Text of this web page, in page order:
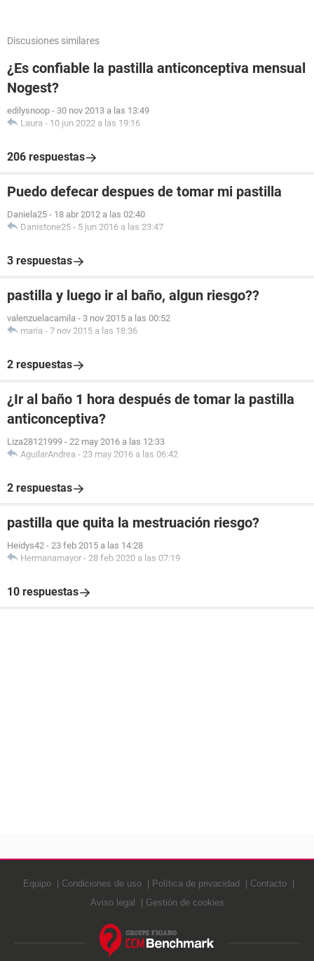
Discusiones similares
¿Es confiable la pastilla anticonceptiva mensual
Nogest?
edilysnoop - 30 nov 2013 a las 13:49
Laura - 10 jun 2022 a las 19:16
206 respuestas
Puedo defecar despues de tomar mi pastilla
Daniela25 - 18 abr 2012 a las 02:40
Danistone25 - 5 jun 2016 a las 23:47
3 respuestas
pastilla y luego ir al baño, algun riesgo??
valenzuelacamila - 3 nov 2015 a las 00:52
maria - 7 nov 2015 a las 18:36
2 respuestas
¿Ir al baño 1 hora después de tomar la pastilla
anticonceptiva?
Liza28121999 - 22 may 2016 a las 12:33
AguilarAndrea - 23 may 2016 a las 06:42
2 respuestas
pastilla que quita la mestruación riesgo?
Heidys42 - 23 feb 2015 a las 14:28
Hermanamayor - 28 feb 2020 a las 07:19
10 respuestas
Equipo Condiciones de uso Política de privacidad
Contacto
Aviso legal
Gestión de cookies